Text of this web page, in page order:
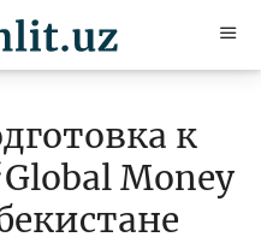
к
Money